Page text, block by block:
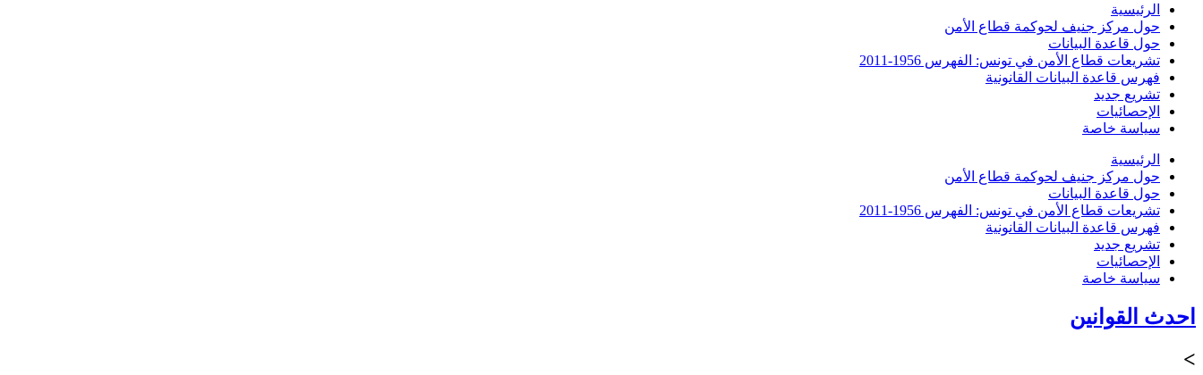
الرئيسية
حول مركز جنيف لحوكمة قطاع الأمن
حول قاعدة البيانات
تشريعات قطاع الأمن في تونس: الفهرس 1956-2011
فهرس قاعدة البيانات القانونية
تشريع جديد
الإحصائيات
سياسة خاصة
الرئيسية
حول مركز جنيف لحوكمة قطاع الأمن
حول قاعدة البيانات
تشريعات قطاع الأمن في تونس: الفهرس 1956-2011
فهرس قاعدة البيانات القانونية
تشريع جديد
الإحصائيات
سياسة خاصة
احدث القوانين
>